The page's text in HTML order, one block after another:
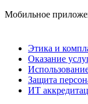
Мобильное
Этика и
Оказание
Защита
ИТ